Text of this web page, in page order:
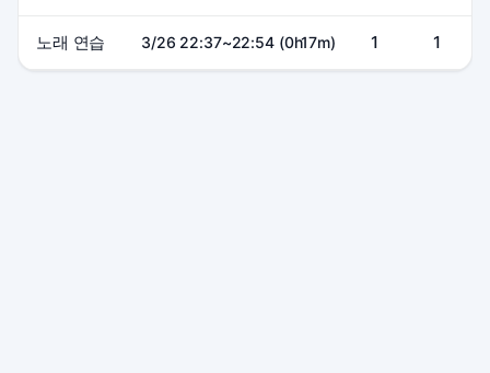
노래 연습 3/26 22:37~22:54 (0h17m) 1 1